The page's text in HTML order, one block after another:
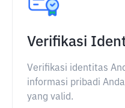
Verifikasi
Verifikasi identitas
informasi pribadi
yang valid.